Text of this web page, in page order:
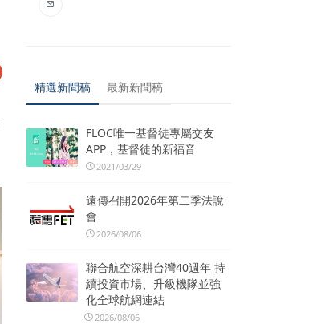
精選新聞稿 最新新聞稿
FLOC唯一基督徒專屬交友
APP，基督徒的新福音
2021/03/29
遠傳召開2026年第二季法說
會
2026/08/06
聯合航空深耕台灣40週年 持
續投資市場、升級機隊並強
化全球航網連結
2026/08/06